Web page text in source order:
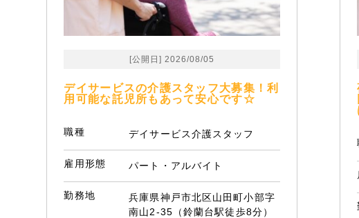
[公開日] 2026/08/05
デイサービスの介護スタッフ大募集！利
用可能な託児所もあって安心です☆
職種 デイサービス介護スタッフ
雇用形態 パート・アルバイト
勤務地
兵庫県神戸市北区山田町小部字
南山2-35（鈴蘭台駅徒歩8分）